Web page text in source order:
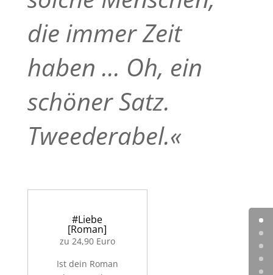
die immer Zeit
haben ... Oh, ein
schöner Satz.
Tweederabel.«
#Liebe
[Roman]
zu 24,90 Euro
Ist dein Roman